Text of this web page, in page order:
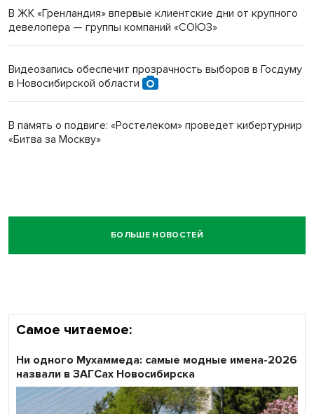
В ЖК «Гренландия» впервые клиентские дни от крупного
девелопера — группы компаний «СОЮЗ»
Видеозапись обеспечит прозрачность выборов в Госдуму
в Новосибирской области
В память о подвиге: «Ростелеком» проведет кибертурнир
«Битва за Москву»
БОЛЬШЕ НОВОСТЕЙ
Самое читаемое:
Ни одного Мухаммеда: самые модные имена-2026
назвали в ЗАГСах Новосибирска